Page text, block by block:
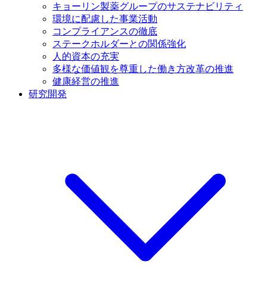
キョーリン製薬グループのサステナビリティ
環境に配慮した事業活動
コンプライアンスの徹底
ステークホルダーとの関係強化
人的資本の充実
多様な価値観を尊重した働き方改革の推進
健康経営の推進
研究開発